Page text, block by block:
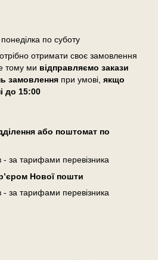
по суботу
отримати своє замовлення
тому ми відправляємо закази
замовлення при умові, якщо
до 15:00
або поштомат по
- за тарифами перевізника
Нової пошти
- за тарифами перевізника